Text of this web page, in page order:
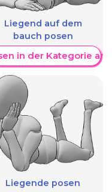
Liegend auf dem
bauch posen
in der Kategorie
Liegende posen